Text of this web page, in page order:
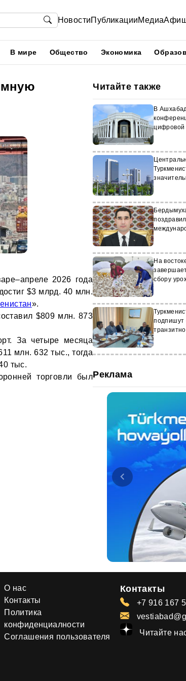
НовостиПубликацииМедиа
В мире Общество Экономика
2026 года
$3 млрд. 40 млн.
».
$809 млн. 873
За четыре месяца
млн. 632 тыс., тогда
тыс.
торговли был
Читайте также
В
цифровой
На
сбору
подпишут
Реклама
О нас
Контакты
Политика
конфиденциалности
Соглашения пользователя
Контакты
+7 916 167
Читайте